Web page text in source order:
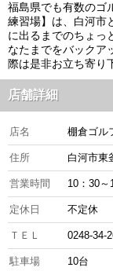
福島県でも有数のゴ
練習場】は、白河市
に出るまでのちょっ
なたまでをバックア
際は是非お立ち寄り
店舗詳細
店名 棚倉ゴル
住所 白河市東
営業時間 10：30～
定休日 不定休
ＴＥＬ 0248-34-
駐車場 10台